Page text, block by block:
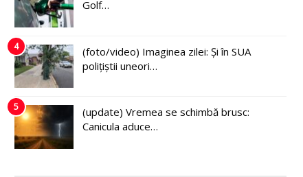
Golf…
4
(foto/video) Imaginea zilei: Și în SUA
polițiștii uneori…
5
(update) Vremea se schimbă brusc:
Canicula aduce…